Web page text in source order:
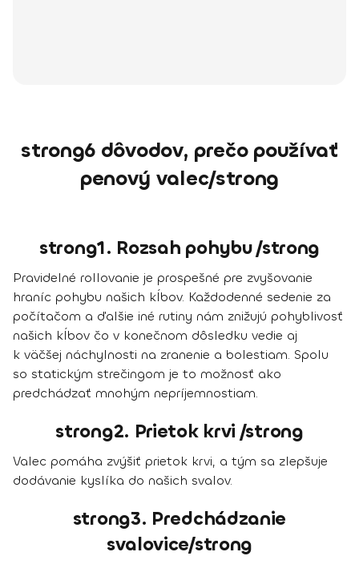
strong6 dôvodov, prečo používať
penový valec/strong
strong1. Rozsah pohybu /strong
Pravidelné rollovanie je prospešné pre zvyšovanie
hraníc pohybu našich kĺbov. Každodenné sedenie za
počítačom a ďalšie iné rutiny nám znižujú pohyblivosť
našich kĺbov čo v konečnom dôsledku vedie aj
k väčšej náchylnosti na zranenie a bolestiam. Spolu
so statickým strečingom je to možnosť ako
predchádzať mnohým nepríjemnostiam.
strong2. Prietok krvi /strong
Valec pomáha zvýšiť prietok krvi, a tým sa zlepšuje
dodávanie kyslíka do našich svalov.
strong3. Predchádzanie
svalovice/strong